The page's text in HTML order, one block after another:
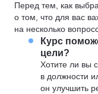
Перед тем, как
о том, что для вас
на несколько
Курс
цели?
Хотите ли вы
в должности
он улучшить